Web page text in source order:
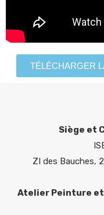
TÉLÉCHARGER
Siège et
ZI des Bauches,
Atelier Peinture